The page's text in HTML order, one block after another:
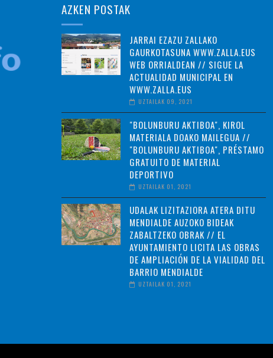
AZKEN POSTAK
JARRAI EZAZU ZALLAKO
GAURKOTASUNA WWW.ZALLA.EUS
WEB ORRIALDEAN // SIGUE LA
ACTUALIDAD MUNICIPAL EN
WWW.ZALLA.EUS
UZTAILAK 09, 2021
"BOLUNBURU AKTIBOA", KIROL
MATERIALA DOAKO MAILEGUA //
"BOLUNBURU AKTIBOA", PRÉSTAMO
GRATUITO DE MATERIAL
DEPORTIVO
UZTAILAK 01, 2021
UDALAK LIZITAZIORA ATERA DITU
MENDIALDE AUZOKO BIDEAK
ZABALTZEKO OBRAK // EL
AYUNTAMIENTO LICITA LAS OBRAS
DE AMPLIACIÓN DE LA VIALIDAD DEL
BARRIO MENDIALDE
UZTAILAK 01, 2021